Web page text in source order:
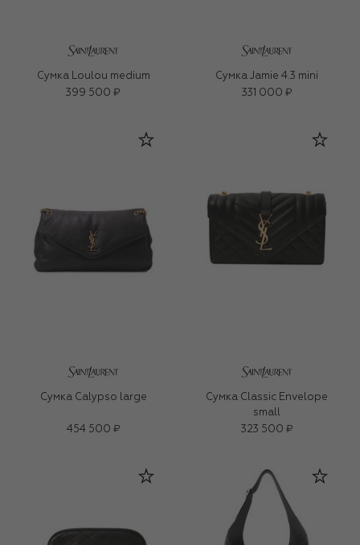
Сумка Loulou medium
399 500 ₽
Сумка Jamie 4.3 mini
331 000 ₽
Сумка Calypso large
454 500 ₽
Сумка Classic Envelope
small
323 500 ₽